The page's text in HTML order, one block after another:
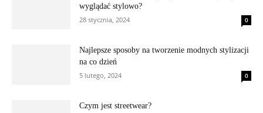
wyglądać stylowo?
28 stycznia, 2024
0
Najlepsze sposoby na tworzenie modnych stylizacji
na co dzień
5 lutego, 2024
0
Czym jest streetwear?